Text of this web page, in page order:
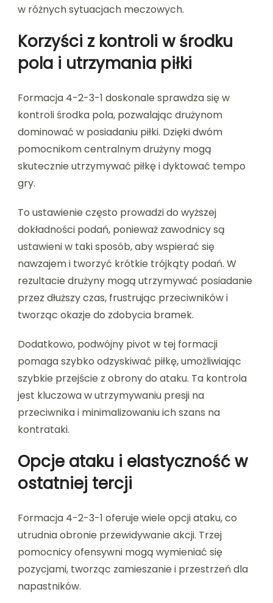
w różnych sytuacjach meczowych.
Korzyści z kontroli w środku
pola i utrzymania piłki
Formacja 4-2-3-1 doskonale sprawdza się w
kontroli środka pola, pozwalając drużynom
dominować w posiadaniu piłki. Dzięki dwóm
pomocnikom centralnym drużyny mogą
skutecznie utrzymywać piłkę i dyktować tempo
gry.
To ustawienie często prowadzi do wyższej
dokładności podań, ponieważ zawodnicy są
ustawieni w taki sposób, aby wspierać się
nawzajem i tworzyć krótkie trójkąty podań. W
rezultacie drużyny mogą utrzymywać posiadanie
przez dłuższy czas, frustrując przeciwników i
tworząc okazje do zdobycia bramek.
Dodatkowo, podwójny pivot w tej formacji
pomaga szybko odzyskiwać piłkę, umożliwiając
szybkie przejście z obrony do ataku. Ta kontrola
jest kluczowa w utrzymywaniu presji na
przeciwnika i minimalizowaniu ich szans na
kontrataki.
Opcje ataku i elastyczność w
ostatniej tercji
Formacja 4-2-3-1 oferuje wiele opcji ataku, co
utrudnia obronie przewidywanie akcji. Trzej
pomocnicy ofensywni mogą wymieniać się
pozycjami, tworząc zamieszanie i przestrzeń dla
napastników.